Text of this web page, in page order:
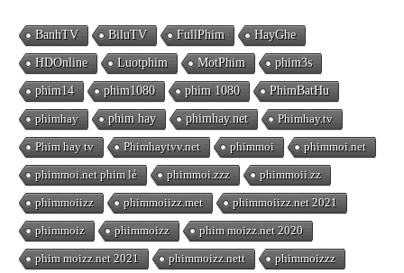
BanhTV BiluTV FullPhim HayGhe
HDOnline Luotphim MotPhim phim3s
phim14 phim1080 phim 1080 PhimBatHu
phimhay phim hay phimhay.net Phimhay.tv
Phim hay tv Phimhaytvv.net phimmoi phimmoi.net
phimmoi.net phim lẻ phimmoi.zzz phimmoii.zz
phimmoiizz phimmoiizz.met phimmoiizz.net 2021
phimmoiz phimmoizz phim moizz.net 2020
phim moizz.net 2021 phimmoizz.nett phimmoizzz